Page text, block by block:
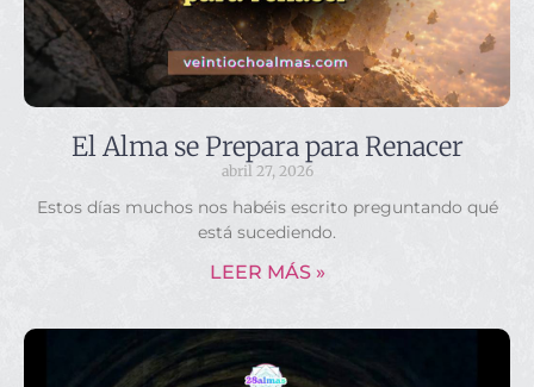
El Alma se Prepara para Renacer
abril 27, 2026
Estos días muchos nos habéis escrito preguntando qué
está sucediendo.
LEER MÁS »